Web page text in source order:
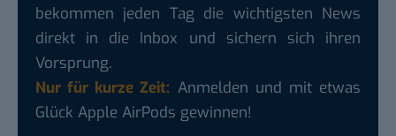
bekommen jeden Tag die wichtigsten News
direkt in die Inbox und sichern sich ihren
Vorsprung.
Nur für kurze Zeit: Anmelden und mit etwas
Glück Apple AirPods gewinnen!